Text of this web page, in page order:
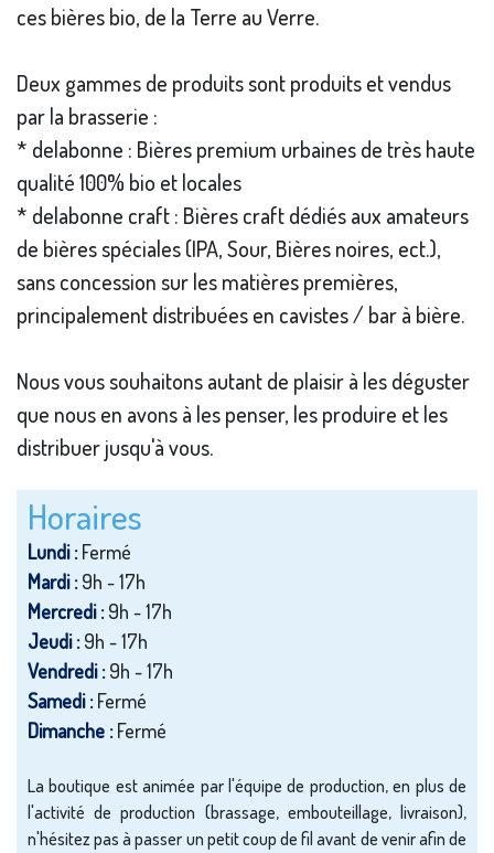
ces bières bio, de la Terre au Verre.
Deux gammes de produits sont produits et vendus
par la brasserie :
* delabonne : Bières premium urbaines de très haute
qualité 100% bio et locales
* delabonne craft : Bières craft dédiés aux amateurs
de bières spéciales (IPA, Sour, Bières noires, ect.),
sans concession sur les matières premières,
principalement distribuées en cavistes / bar à bière.
Nous vous souhaitons autant de plaisir à les déguster
que nous en avons à les penser, les produire et les
distribuer jusqu'à vous.
Horaires
Lundi :Fermé
Mardi :9h - 17h
Mercredi :9h - 17h
Jeudi :9h - 17h
Vendredi :9h - 17h
Samedi :Fermé
Dimanche :Fermé
La boutique est animée par l'équipe de production, en plus de
l'activité de production (brassage, embouteillage, livraison),
n'hésitez pas à passer un petit coup de fil avant de venir afin de